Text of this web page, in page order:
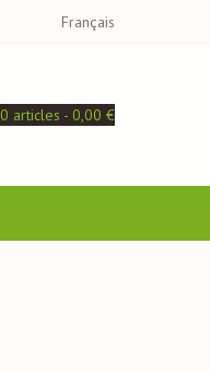
Français
0 articles - 0,00 €